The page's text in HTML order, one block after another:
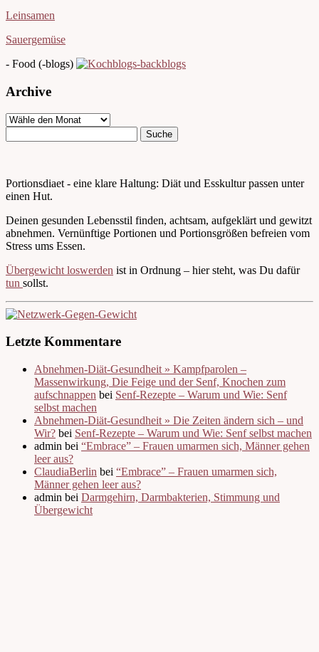
Leinsamen
Sauergemüse
- Food (-blogs)
Archive
Portionsdiaet - eine klare Haltung: Diät und Esskultur passen unter
einen Hut.
Deinen gesunden Lebensstil finden, achtsam, aufgeklärt und gewitzt
abnehmen. Vernünftige Portionen und Portionsgrößen befreien vom
Stress ums Essen.
Übergewicht loswerden ist in Ordnung – hier steht, was Du dafür
tun sollst.
Letzte Kommentare
Abnehmen-Diät-Gesundheit » Kampfparolen –
Massenwirkung, Die Feige und der Senf, Knochen zum
aufschnappen bei Senf-Rezepte – Warum und Wie: Senf
selbst machen
Abnehmen-Diät-Gesundheit » Die Zeiten ändern sich – und
Wir? bei Senf-Rezepte – Warum und Wie: Senf selbst machen
admin bei “Embrace” – Frauen umarmen sich, Männer gehen
leer aus?
ClaudiaBerlin bei “Embrace” – Frauen umarmen sich,
Männer gehen leer aus?
admin bei Darmgehirn, Darmbakterien, Stimmung und
Übergewicht